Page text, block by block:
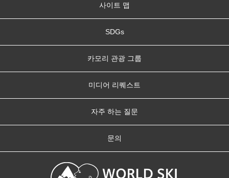
사이트 맵
SDGs
카모리 관광 그룹
미디어 리퀘스트
자주 하는 질문
문의